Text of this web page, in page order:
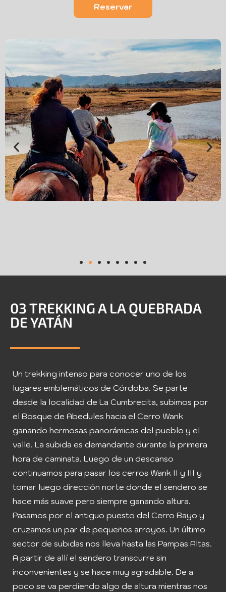
Reservar
03 TREKKING A LA QUEBRADA
DE YATÁN
Un trekking intenso para conocer uno de los
lugares emblemáticos de Córdoba. Se parte
desde la localidad de La Cumbrecita, subimos por
el Bosque de Abedules hacia el Cerro Wank
ganando hermosas panorámicas del pueblo y el
valle. La subida es demandante durante la primera
hora de caminata. Luego de un descanso
continuamos para pasar los cerros Wank II y III y
tomar luego dirección norte donde el sendero se
hace más suave pero siempre ganando altura.
Pasamos por el antiguo puesto del Cerro Bayo y
cruzamos un par de pequeños arroyos. Un último
sector de subidas nos lleva hasta las Pampas Altas.
A partir de allí el sendero transcurre sin
inconvenientes y se hace muy agradable. De a
poco se va perdiendo algo de altura mientras nos